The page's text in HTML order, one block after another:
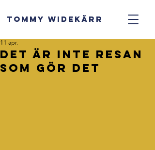
TOMMY WIDEKÄRR
Det är inte resan
som gör det
11 apr.